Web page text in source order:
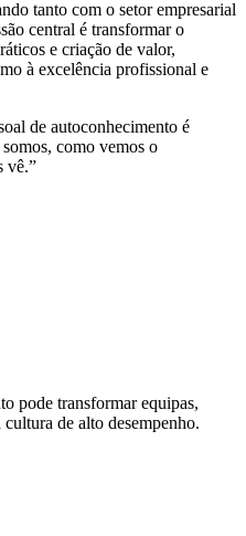
tanto com o setor empresarial
central é transformar o
e criação de valor,
à excelência profissional e
de autoconhecimento é
como vemos o
vê.”
pode transformar equipas,
de alto desempenho.